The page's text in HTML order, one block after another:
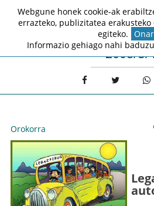
2008/5/
Orokorra
Webgune honek cookie-ak
errazteko, publizitatea
egiteko.
Informazio gehiago nahi